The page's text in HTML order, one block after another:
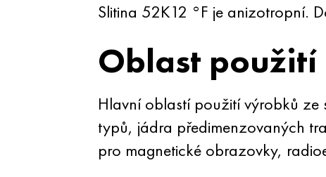
Slitina 52K12 °F je anizotropní.
Oblast použití
Hlavní oblastí použití výrobků ze
typů, jádra předimenzovaných
pro magnetické obrazovky,